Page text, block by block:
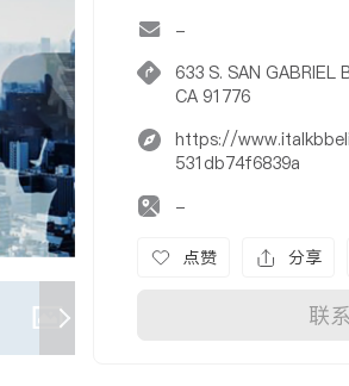
-
633 S. SAN GABRIEL
CA 91776
https://
531db74f6839a
-
点赞 分享
联